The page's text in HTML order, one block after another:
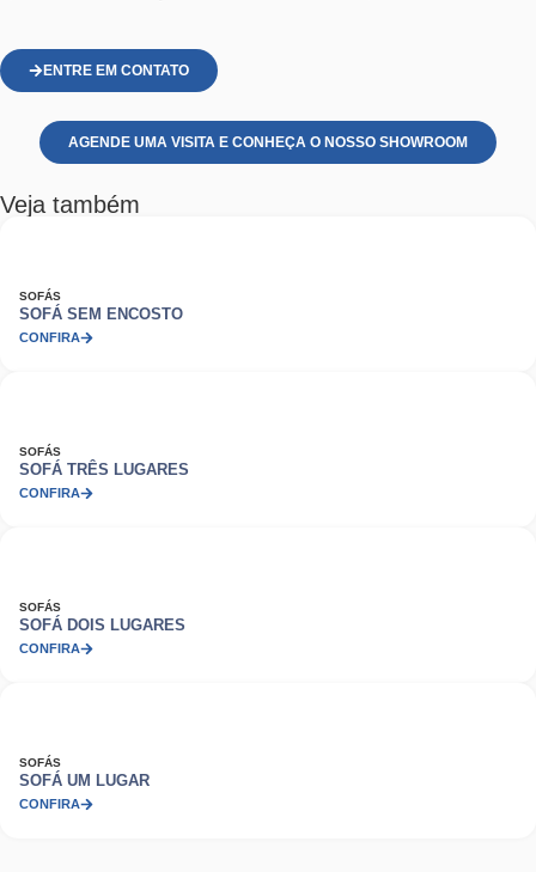
ENTRE EM CONTATO
AGENDE UMA VISITA E CONHEÇA O NOSSO SHOWROOM
Veja também
SOFÁS
SOFÁ SEM ENCOSTO
CONFIRA
SOFÁS
SOFÁ TRÊS LUGARES
CONFIRA
SOFÁS
SOFÁ DOIS LUGARES
CONFIRA
SOFÁS
SOFÁ UM LUGAR
CONFIRA